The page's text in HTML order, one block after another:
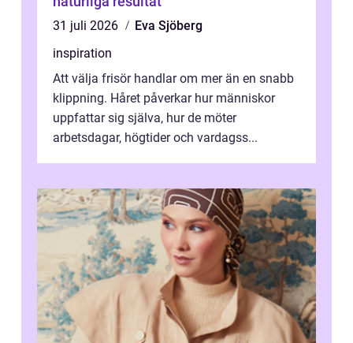
31 juli 2026
Eva Sjöberg
inspiration
Att välja frisör handlar om mer än en snabb
klippning. Håret påverkar hur människor
uppfattar sig själva, hur de möter
arbetsdagar, högtider och vardagss...